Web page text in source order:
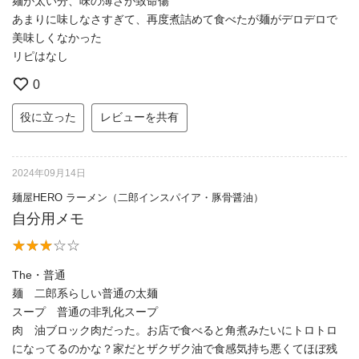
あまりに味しなさすぎて、再度煮詰めて食べたが麺がデロデロで
美味しくなかった
リピはなし
0
役に立った レビューを共有
2024年09月14日
麺屋HERO ラーメン（二郎インスパイア・豚骨醤油）
自分用メモ
The・普通
麺 二郎系らしい普通の太麺
スープ 普通の非乳化スープ
肉 油ブロック肉だった。お店で食べると角煮みたいにトロトロ
になってるのかな？家だとザクザク油で食感気持ち悪くてほぼ残